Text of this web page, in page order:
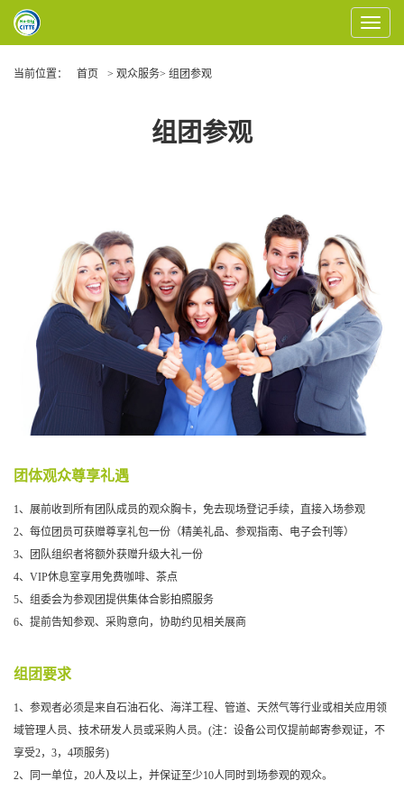
Toggle
当前位置：
首页 > 观众服务> 组团参观
组团参观
团体观众尊享礼遇
1、展前收到所有团队成员的观众胸卡，免去现场登记手续，直接入场参观
2、每位团员可获赠尊享礼包一份（精美礼品、参观指南、电子会刊等）
3、团队组织者将额外获赠升级大礼一份
4、VIP休息室享用免费咖啡、茶点
5、组委会为参观团提供集体合影拍照服务
6、提前告知参观、采购意向，协助约见相关展商
组团要求
1、参观者必须是来自石油石化、海洋工程、管道、天然气等行业或相关应用领
域管理人员、技术研发人员或采购人员。(注：设备公司仅提前邮寄参观证，不
享受2，3，4项服务)
2、同一单位，20人及以上，并保证至少10人同时到场参观的观众。